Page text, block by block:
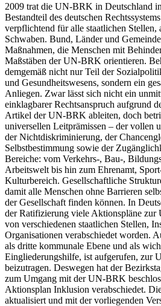
2009 trat die UN-BRK in Deutschland
Bestandteil des deutschen
verpflichtend für alle staatlichen Stellen,
Schwaben. Bund, Länder und
Maßnahmen, die Menschen mit
Maßstäben der UN-BRK orientieren.
demgemäß nicht nur Teil der
und Gesundheitswesens, sondern ein
Anliegen. Zwar lässt sich nicht ein
einklagbarer Rechtsanspruch aufgrund
Artikel der UN-BRK ableiten, doch
universellen Leitprämissen – der vollen
der Nichtdiskriminierung, der
Selbstbestimmung sowie der
Bereiche: vom Verkehrs-, Bau-,
Arbeitswelt bis hin zum Ehrenamt,
Kulturbereich. Gesellschaftliche
damit alle Menschen ohne Barrieren
der Gesellschaft finden können. In
der Ratifizierung viele Aktionsplä­ne
von verschiedenen staatlichen Stellen,
Organisationen verabschiedet worden.
als dritte kommunale Ebene und als
Eingliederungshilfe, ist aufgerufen, zur
beizutragen. Deswegen hat der
zum Umgang mit der UN-BRK
Aktionsplan Inklusion verabschiedet.
aktualisiert und mit der vorliegenden